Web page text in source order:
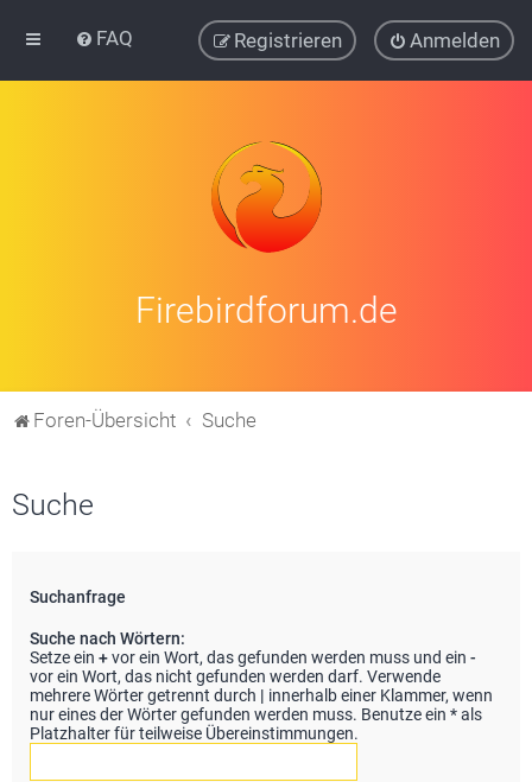
FAQ Anmelden
Registrieren
Firebirdforum.de
Foren-Übersicht Suche
Suche
Suchanfrage
Suche nach Wörtern:
Setze ein +vor ein Wort, das gefunden werden muss und ein -
vor ein Wort, das nicht gefunden werden darf. Verwende
mehrere Wörter getrennt durch | innerhalb einer Klammer, wenn
nur eines der Wörter gefunden werden muss. Benutze ein * als
Platzhalter für teilweise Übereinstimmungen.